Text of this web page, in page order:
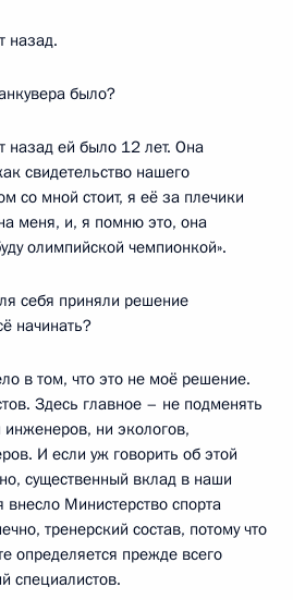
назад.
было?
назад ей было 12 лет. Она
свидетельство нашего
со мной стоит, я её за плечики
меня, и, я помню это, она
олимпийской чемпионкой».
себя приняли решение
начинать?
в том, что это не моё решение.
Здесь главное – не подменять
ни экологов,
И если уж говорить об этой
существенный вклад в наши
Министерство спорта
тренерский состав, потому что
определяется прежде всего
специалистов.